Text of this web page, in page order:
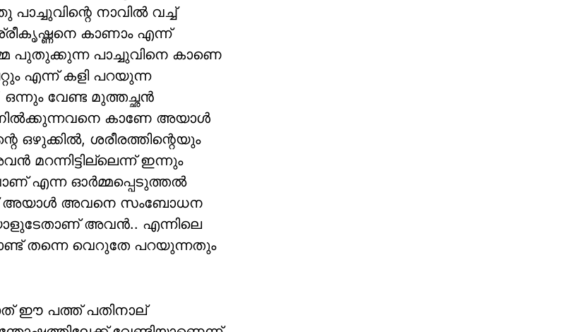
നാവിൽ വച്ച്
കാണാം എന്ന്
പുതുക്കുന്ന പാച്ചുവിനെ കാണെ
എന്ന് കളി പറയുന്ന
വേണ്ട മുത്തച്ഛൻ
നിൽക്കുന്നവനെ കാണേ അയാൾ
ഒഴുക്കിൽ, ശരീരത്തിന്റെയും
ഇന്നും
എന്ന ഓർമ്മപ്പെടുത്തൽ
അയാൾ അവനെ സംബോധന
അവൻ.. എന്നിലെ
തന്നെ വെറുതേ പറയുന്നതും
ഈ പത്ത് പതിനാല്